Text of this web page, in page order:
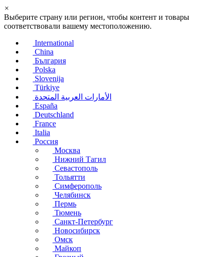
×
Выберите страну или регион, чтобы контент и товары
соответствовали вашему местоположению.
International
China
България
Polska
Slovenija
Türkiye
الأمارات العربية المتحدة
España
Deutschland
France
Italia
Россия
Москва
Нижний Тагил
Севастополь
Тольятти
Симферополь
Челябинск
Пермь
Тюмень
Санкт-Петербург
Новосибирск
Омск
Майкоп